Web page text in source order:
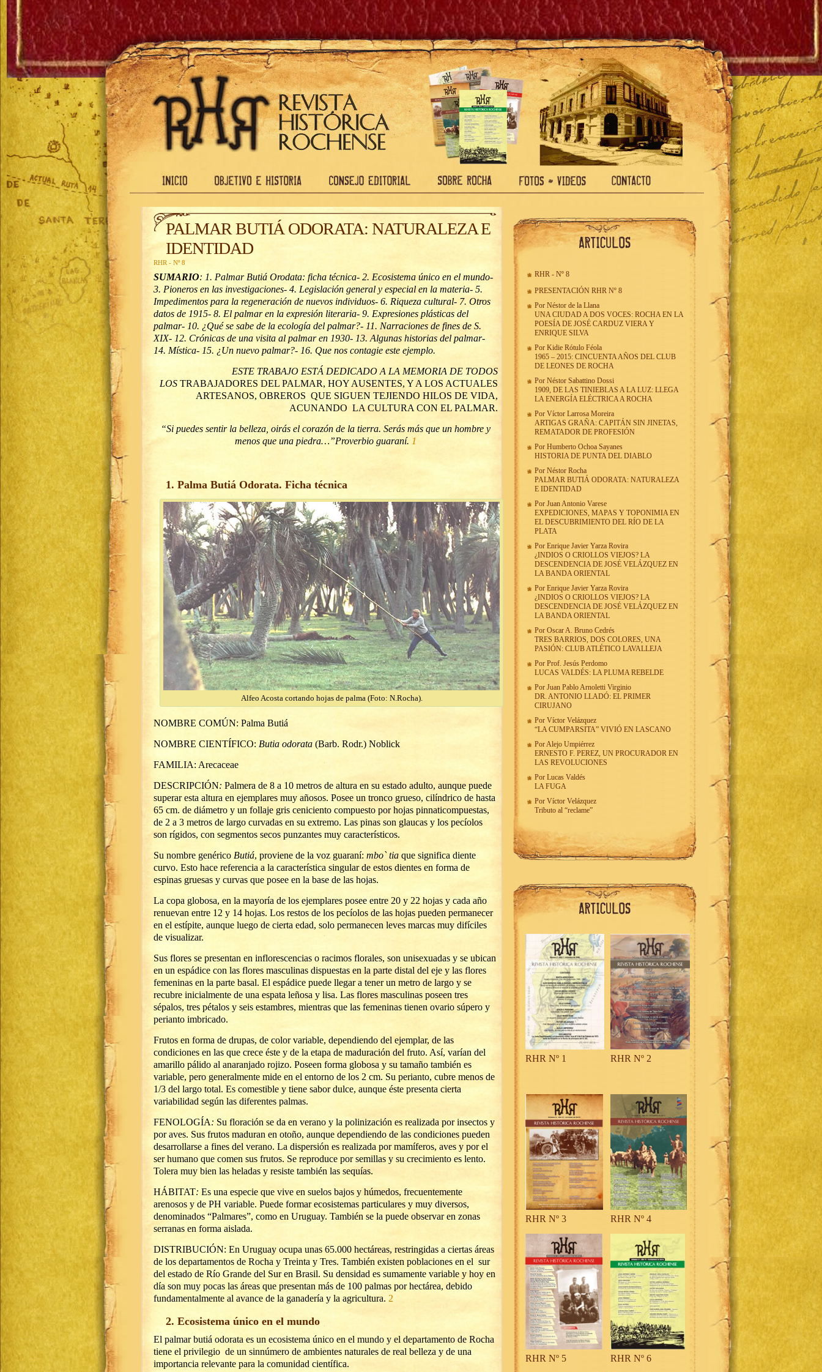
PALMAR BUTIÁ ODORATA: NATURALEZA E
IDENTIDAD
RHR - Nº 8
SUMARIO: 1. Palmar Butiá Orodata: ficha técnica- 2. Ecosistema único en el mundo-
3. Pioneros en las investigaciones- 4. Legislación general y especial en la materia- 5.
Impedimentos para la regeneración de nuevos individuos- 6. Riqueza cultural- 7. Otros
datos de 1915- 8. El palmar en la expresión literaria- 9. Expresiones plásticas del
palmar- 10. ¿Qué se sabe de la ecología del palmar?- 11. Narraciones de fines de S.
XIX- 12. Crónicas de una visita al palmar en 1930- 13. Algunas historias del palmar-
14. Mística- 15. ¿Un nuevo palmar?- 16. Que nos contagie este ejemplo.
ESTE TRABAJO ESTÁ DEDICADO A LA MEMORIA DE TODOS
LOS TRABAJADORES DEL PALMAR, HOY AUSENTES, Y A LOS ACTUALES
ARTESANOS, OBREROS QUE SIGUEN TEJIENDO HILOS DE VIDA,
ACUNANDO LA CULTURA CON EL PALMAR.
“Si puedes sentir la belleza, oirás el corazón de la tierra. Serás más que un hombre y
menos que una piedra…”Proverbio guaraní. 1
1. Palma Butiá Odorata. Ficha técnica
Alfeo Acosta cortando hojas de palma (Foto: N.Rocha).
NOMBRE COMÚN: Palma Butiá
NOMBRE CIENTÍFICO: Butia odorata (Barb. Rodr.) Noblick
FAMILIA: Arecaceae
DESCRIPCIÓN: Palmera de 8 a 10 metros de altura en su estado adulto, aunque puede
superar esta altura en ejemplares muy añosos. Posee un tronco grueso, cilíndrico de hasta
65 cm. de diámetro y un follaje gris ceniciento compuesto por hojas pinnaticompuestas,
de 2 a 3 metros de largo curvadas en su extremo. Las pinas son glaucas y los pecíolos
son rígidos, con segmentos secos punzantes muy característicos.
Su nombre genérico Butiá, proviene de la voz guaraní: mbo` tia que significa diente
curvo. Esto hace referencia a la característica singular de estos dientes en forma de
espinas gruesas y curvas que posee en la base de las hojas.
La copa globosa, en la mayoría de los ejemplares posee entre 20 y 22 hojas y cada año
renuevan entre 12 y 14 hojas. Los restos de los pecíolos de las hojas pueden permanecer
en el estípite, aunque luego de cierta edad, solo permanecen leves marcas muy difíciles
de visualizar.
Sus flores se presentan en inflorescencias o racimos florales, son unisexuadas y se ubican
en un espádice con las flores masculinas dispuestas en la parte distal del eje y las flores
femeninas en la parte basal. El espádice puede llegar a tener un metro de largo y se
recubre inicialmente de una espata leñosa y lisa. Las flores masculinas poseen tres
sépalos, tres pétalos y seis estambres, mientras que las femeninas tienen ovario súpero y
perianto imbricado.
Frutos en forma de drupas, de color variable, dependiendo del ejemplar, de las
condiciones en las que crece éste y de la etapa de maduración del fruto. Así, varían del
amarillo pálido al anaranjado rojizo. Poseen forma globosa y su tamaño también es
variable, pero generalmente mide en el entorno de los 2 cm. Su perianto, cubre menos de
1/3 del largo total. Es comestible y tiene sabor dulce, aunque éste presenta cierta
variabilidad según las diferentes palmas.
FENOLOGÍA: Su floración se da en verano y la polinización es realizada por insectos y
por aves. Sus frutos maduran en otoño, aunque dependiendo de las condiciones pueden
desarrollarse a fines del verano. La dispersión es realizada por mamíferos, aves y por el
ser humano que comen sus frutos. Se reproduce por semillas y su crecimiento es lento.
Tolera muy bien las heladas y resiste también las sequías.
HÁBITAT: Es una especie que vive en suelos bajos y húmedos, frecuentemente
arenosos y de PH variable. Puede formar ecosistemas particulares y muy diversos,
denominados “Palmares”, como en Uruguay. También se la puede observar en zonas
serranas en forma aislada.
DISTRIBUCIÓN: En Uruguay ocupa unas 65.000 hectáreas, restringidas a ciertas áreas
de los departamentos de Rocha y Treinta y Tres. También existen poblaciones en el sur
del estado de Río Grande del Sur en Brasil. Su densidad es sumamente variable y hoy en
día son muy pocas las áreas que presentan más de 100 palmas por hectárea, debido
fundamentalmente al avance de la ganadería y la agricultura. 2
2. Ecosistema único en el mundo
El palmar butiá odorata es un ecosistema único en el mundo y el departamento de Rocha
tiene el privilegio de un sinnúmero de ambientes naturales de real belleza y de una
importancia relevante para la comunidad científica.
RHR - Nº 8
PRESENTACIÓN RHR Nº 8
Por Néstor de la Llana
UNA CIUDAD A DOS VOCES: ROCHA EN LA
POESÍA DE JOSÉ CARDUZ VIERA Y
ENRIQUE SILVA
Por Kidie Rótulo Féola
1965 – 2015: CINCUENTA AÑOS DEL CLUB
DE LEONES DE ROCHA
Por Néstor Sabattino Dossi
1909, DE LAS TINIEBLAS A LA LUZ: LLEGA
LA ENERGÍA ELÉCTRICA A ROCHA
Por Víctor Larrosa Moreira
ARTIGAS GRAÑA: CAPITÁN SIN JINETAS,
REMATADOR DE PROFESIÓN
Por Humberto Ochoa Sayanes
HISTORIA DE PUNTA DEL DIABLO
Por Néstor Rocha
PALMAR BUTIÁ ODORATA: NATURALEZA
E IDENTIDAD
Por Juan Antonio Varese
EXPEDICIONES, MAPAS Y TOPONIMIA EN
EL DESCUBRIMIENTO DEL RÍO DE LA
PLATA
Por Enrique Javier Yarza Rovira
¿INDIOS O CRIOLLOS VIEJOS? LA
DESCENDENCIA DE JOSÉ VELÁZQUEZ EN
LA BANDA ORIENTAL
Por Enrique Javier Yarza Rovira
¿INDIOS O CRIOLLOS VIEJOS? LA
DESCENDENCIA DE JOSÉ VELÁZQUEZ EN
LA BANDA ORIENTAL
Por Oscar A. Bruno Cedrés
TRES BARRIOS, DOS COLORES, UNA
PASIÓN: CLUB ATLÉTICO LAVALLEJA
Por Prof. Jesús Perdomo
LUCAS VALDÉS: LA PLUMA REBELDE
Por Juan Pablo Arnoletti Virginio
DR. ANTONIO LLADÓ: EL PRIMER
CIRUJANO
Por Víctor Velázquez
“LA CUMPARSITA” VIVIÓ EN LASCANO
PorAlejo Umpiérrez
ERNESTO F. PEREZ, UN PROCURADOR EN
LAS REVOLUCIONES
Por Lucas Valdés
LA FUGA
Por Víctor Velázquez
Tributo al “reclame”
RHR Nº 1 RHR Nº 2
RHR Nº 3 RHR Nº 4
RHR Nº 5 RHR Nº 6